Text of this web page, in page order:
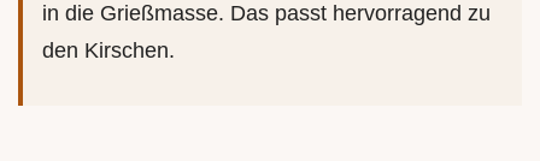
in die Grießmasse. Das passt hervorragend zu
den Kirschen.